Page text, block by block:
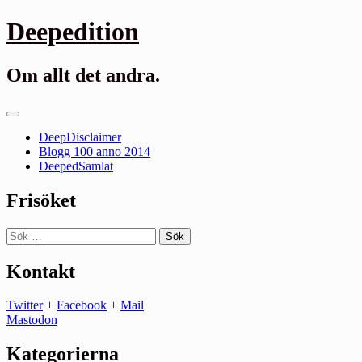
Gå
till
Deepedition
Om allt det andra.
Primär
DeepDisclaimer
Blogg 100 anno 2014
DeepedSamlat
Frisöket
Sök
efter:
Kontakt
Twitter+ Facebook + Mail
Mastodon
Kategorierna